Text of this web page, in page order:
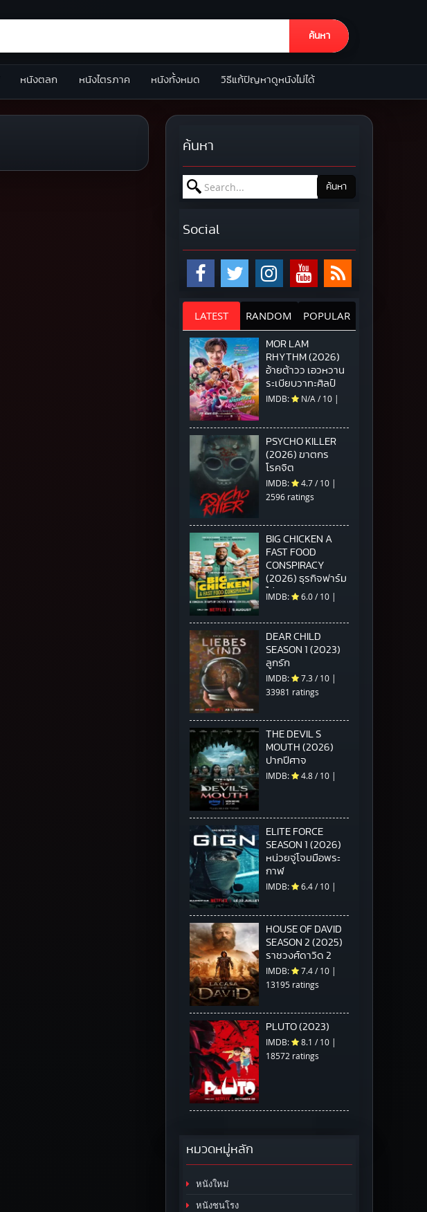
ค้นหา
หนังตลก หนังไตรภาค หนังทั้งหมด วิธีแก้ปัญหาดูหนังไม่ได้
ค้นหา
Search for: ค้นหา
Social
LATEST RANDOM POPULAR
MOR LAM
RHYTHM (2026)
อ้ายต้าวว เอวหวาน
ระเบียบวาทะศิลป์
IMDB: N/A /10 |
PSYCHO KILLER
(2026) ฆาตกร
โรคจิต
IMDB: 4.7/10 |
2596 ratings
BIG CHICKEN A
FAST FOOD
CONSPIRACY
(2026) ธุรกิจฟาร์ม
ไก่ แผนสมคบคิดวง
IMDB: 6.0/10 |
DEAR CHILD
SEASON 1 (2023)
ลูกรัก
IMDB: 7.3/10 |
33981 ratings
THE DEVIL S
MOUTH (2026)
ปากปีศาจ
IMDB: 4.8/10 |
ELITE FORCE
SEASON 1 (2026)
หน่วยจู่โจมมือพระ
กาฬ
IMDB: 6.4/10 |
HOUSE OF DAVID
SEASON 2 (2025)
ราชวงศ์ดาวิด 2
IMDB: 7.4/10 |
13195 ratings
PLUTO (2023)
IMDB: 8.1 /10 |
18572 ratings
หมวดหมู่หลัก
หนังใหม่
หนังชนโรง